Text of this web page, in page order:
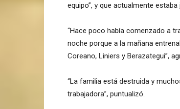
equipo”, y que actualmente
“Hace poco había comenzado a
noche porque a la mañana
Coreano, Liniers y Berazategui”,
“La familia está destruida y
trabajadora”, puntualizó.